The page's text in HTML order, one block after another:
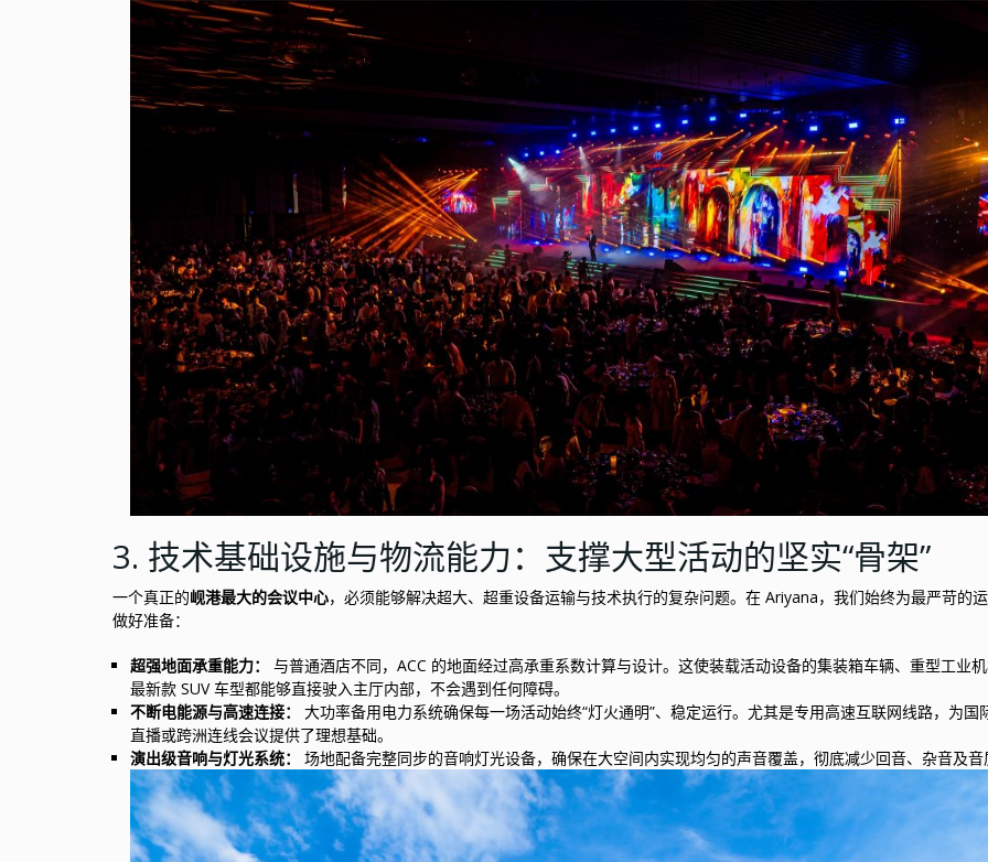
3. 技术基础设施与物流能力：支撑大型活动的坚实“骨架”
一个真正的岘港最大的会议中心，必须能够解决超大、超重设备运输与技术执行的复杂问题。在 Ariyana，我们始终为最严苛的
做好准备：
超强地面承重能力：
与普通酒店不同，ACC 的地面经过高承重系数计算与设计。这使装载活动设备的集装箱车辆、重型工业
最新款 SUV 车型都能够直接驶入主厅内部，不会遇到任何障碍。
不断电能源与高速连接：
大功率备用电力系统确保每一场活动始终“灯火通明”、稳定运行。尤其是专用高速互联网线路，为国
直播或跨洲连线会议提供了理想基础。
演出级音响与灯光系统：
场地配备完整同步的音响灯光设备，确保在大空间内实现均匀的声音覆盖，彻底减少回音、杂音及